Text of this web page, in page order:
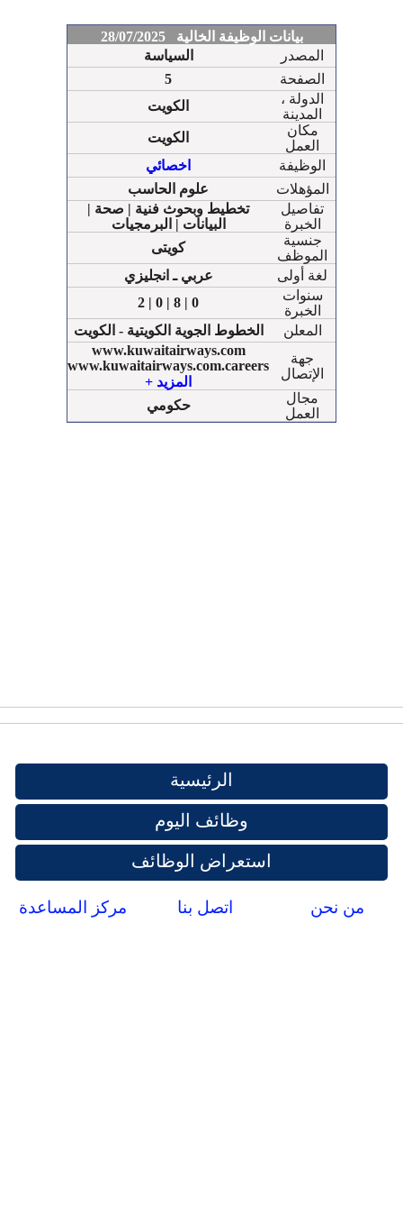
بيانات الوظيفة الخالية 28/07/2025
السياسة
المصدر
5
الصفحة
الكويت
الدولة ،
المدينة
الكويت
مكان
العمل
اخصائي
الوظيفة
علوم الحاسب
المؤهلات
| تخطيط وبحوث فنية | صحة
البيانات | البرمجيات
تفاصيل
الخبرة
كويتى
جنسية
الموظف
عربي ـ انجليزي
لغة أولى
2 | 0 | 8 | 0
سنوات
الخبرة
الخطوط الجوية الكويتية - الكويت
المعلن
www.kuwaitairways.com
www.kuwaitairways.com.careers
فاكس : 24722431
هاتف : 97152900
+ المزيد
جهة
الإتصال
حكومي
مجال
العمل
الرئيسية
وظائف اليوم
استعراض الوظائف
من نحن اتصل بنا مركز المساعدة